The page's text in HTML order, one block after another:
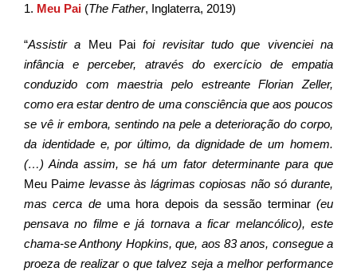
1. Meu Pai (The Father, Inglaterra, 2019)
“Assistir a Meu Pai foi revisitar tudo que vivenciei na
infância e perceber, através do exercício de empatia
conduzido com maestria pelo estreante Florian Zeller,
como era estar dentro de uma consciência que aos poucos
se vê ir embora, sentindo na pele a deterioração do corpo,
da identidade e, por último, da dignidade de um homem.
(…) Ainda assim, se há um fator determinante para que
Meu Paime levasse às lágrimas copiosas não só durante,
mas cerca de uma hora depois da sessão terminar(eu
pensava no filme e já tornava a ficar melancólico), este
chama-se Anthony Hopkins, que, aos 83 anos, consegue a
proeza de realizar o que talvez seja a melhor performance